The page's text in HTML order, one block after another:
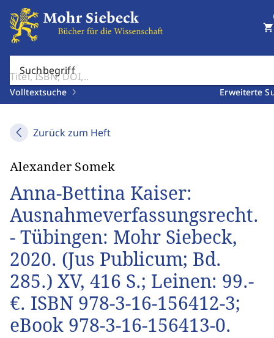
Suchbegriff
Volltextsuche Erweiterte
shopping_cart
Zurück zum Heft
Alexander Somek
Anna-Bettina Kaiser:
Ausnahmeverfassungsrecht.
- Tübingen: Mohr Siebeck,
2020. (Jus Publicum; Bd.
285.) XV, 416 S.; Leinen: 99.-
€. ISBN 978-3-16-156412-3;
eBook 978-3-16-156413-0.